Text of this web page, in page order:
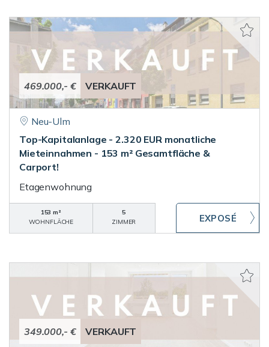
469.000,- € VERKAUFT
Neu-Ulm
Top-Kapitalanlage - 2.320 EUR monatliche
Mieteinnahmen - 153 m² Gesamtfläche &
Carport!
Etagenwohnung
153 m²
WOHNFLÄCHE
5
ZIMMER
349.000,- € VERKAUFT